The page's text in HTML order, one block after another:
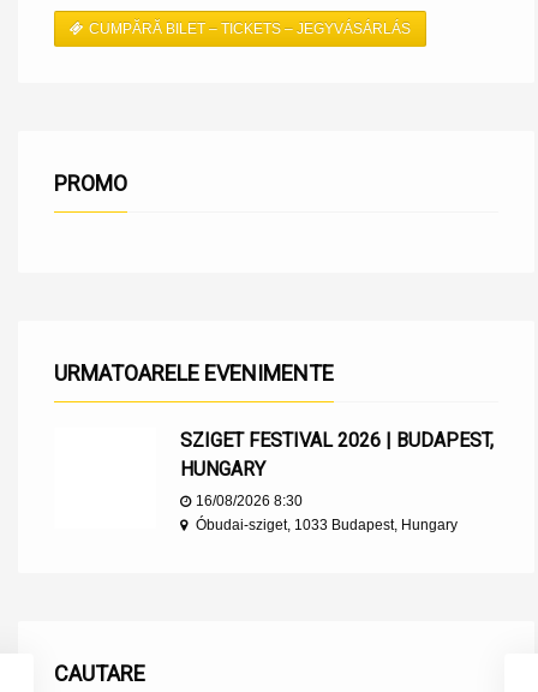
CUMPĂRĂ BILET – TICKETS – JEGYVÁSÁRLÁS
PROMO
URMATOARELE EVENIMENTE
SZIGET FESTIVAL 2026 | BUDAPEST,
HUNGARY
16/08/2026 8:30
Óbudai-sziget, 1033 Budapest, Hungary
CAUTARE